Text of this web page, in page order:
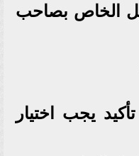
الخاص بصاحب
يجب اختيار